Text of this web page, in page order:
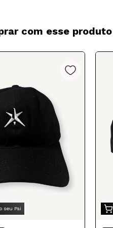
com esse produto
seu Pai